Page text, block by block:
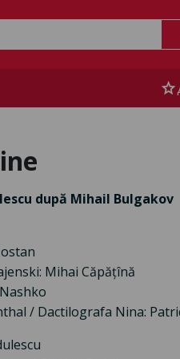
star
după Mihail Bulgakov
Mihai Căpățînă
/ Dactilografa Nina: